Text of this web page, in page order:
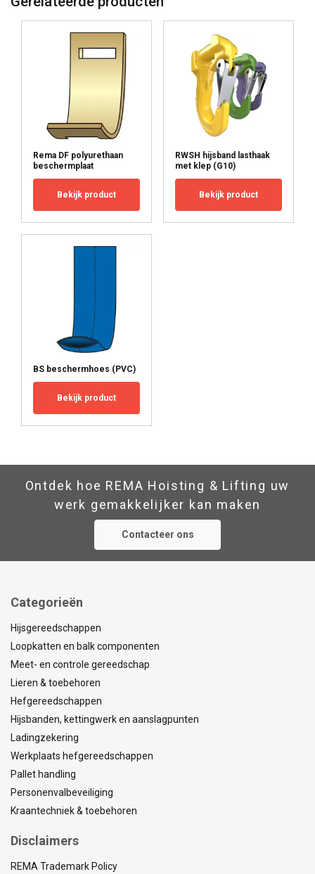
Rema DF polyurethaan
beschermplaat
Bekijk product
RWSH hijsband lasthaak
met klep (G10)
Bekijk product
BS beschermhoes (PVC)
Bekijk product
Ontdek hoe REMA Hoisting & Lifting uw
werk gemakkelijker kan maken
Contacteer ons
Categorieën
Hijsgereedschappen
Loopkatten en balk componenten
Meet- en controle gereedschap
Lieren & toebehoren
Hefgereedschappen
Hijsbanden, kettingwerk en aanslagpunten
Ladingzekering
Werkplaats hefgereedschappen
Pallet handling
Personenvalbeveiliging
Kraantechniek & toebehoren
Disclaimers
REMA Trademark Policy
other information that you’ve provided to them
or that they’ve collected from your use of their
Privacy Policy
Strictly
necessary
Performance Targeting
Functionality Unclassified
ACCEPT ALL
SHOW DETAILS